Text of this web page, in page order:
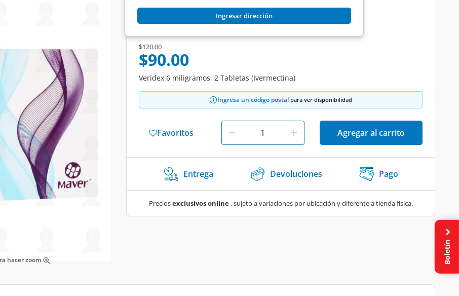
Ingresar dirección
hacer zoom
VERIDEX
Veridex 6 mg, 2 Tabletas.
Price reduced from
$120.00to
$90.00
Veridex 6 miligramos, 2 Tabletas (Ivermectina)
Ingresa un código postal para ver disponibilidad
Favoritos Agregar al carrito
Entrega Devoluciones Pago
Preciosexclusivos online, sujeto a variaciones por ubicación y diferente a tienda física.
Boletín